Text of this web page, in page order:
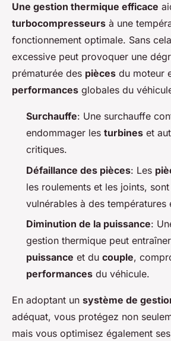
Une gestion thermique efficace
turbocompresseurs à une
fonctionnement optimale. Sans
excessive peut provoquer une
prématurée des pièces du moteur
performances globales du
Surchauffe: Une surchauffe
endommager les turbines et
critiques.
Défaillance des pièces: Les
les roulements et les joints,
vulnérables à des températures
Diminution de la puissance:
gestion thermique peut
puissance et du couple,
performances du véhicule.
En adoptant un système de
adéquat, vous protégez non
mais vous optimisez également ses